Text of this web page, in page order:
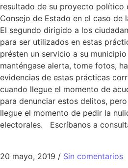
resultado de su proyecto político
Consejo de Estado en el caso de
El segundo dirigido a los
para ser utilizados en estas
présten un servicio a su
manténgase alerta, tome fotos,
evidencias de estas prácticas
cuando llegue el momento de
para denunciar estos delitos,
llegue el momento de pedir la
electorales. Escríbanos a
20 mayo, 2019 / Sin comentarios